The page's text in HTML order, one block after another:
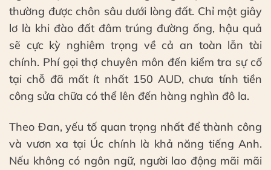
thường được chôn sâu dưới lòng đất. Chỉ một giây
lơ là khi đào đất đâm trúng đường ống, hậu quả
sẽ cực kỳ nghiêm trọng về cả an toàn lẫn tài
chính. Phí gọi thợ chuyên môn đến kiểm tra sự cố
tại chỗ đã mất ít nhất 150 AUD, chưa tính tiền
công sửa chữa có thể lên đến hàng nghìn đô la.
Theo Đan, yếu tố quan trọng nhất để thành công
và vươn xa tại Úc chính là khả năng tiếng Anh.
Nếu không có ngôn ngữ, người lao động mãi mãi